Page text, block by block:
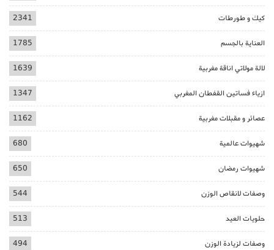
كيك و طورطات 2341
العناية بالجسم 1785
لالة مولاتي اناقة مغربية 1639
ازياء فساتين القفطان المغربي 1347
عصائر و مقبلات مغربية 1162
شهيوات عالمية 680
شهيوات رمضان 650
وصفات لانقاص الوزن 544
حلويات العيد 513
وصفات لزيادة الوزن 494